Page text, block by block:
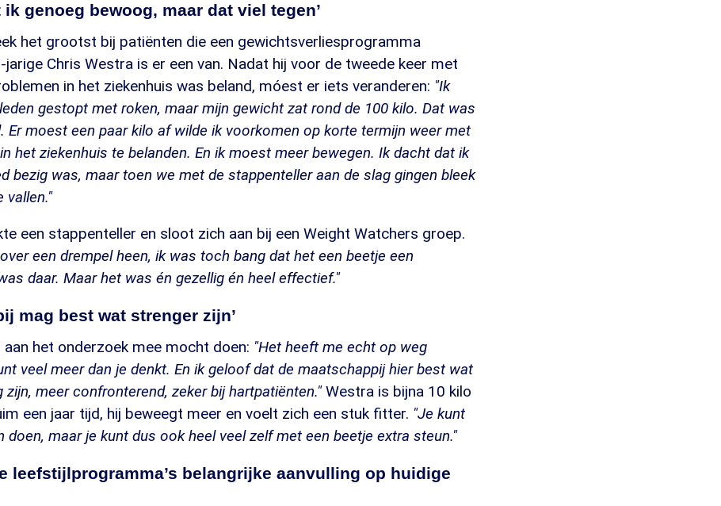
ik genoeg bewoog, maar dat viel tegen’
het grootst bij patiënten die een gewichtsverliesprogramma
jarige Chris Westra is er een van. Nadat hij voor de tweede keer met
in het ziekenhuis was beland, móest er iets veranderen: "Ik
gestopt met roken, maar mijn gewicht zat rond de 100 kilo. Dat was
Er moest een paar kilo af wilde ik voorkomen op korte termijn weer met
het ziekenhuis te belanden. En ik moest meer bewegen. Ik dacht dat ik
bezig was, maar toen we met de stappenteller aan de slag gingen bleek
vallen."
een stappenteller en sloot zich aan bij een Weight Watchers groep.
een drempel heen, ik was toch bang dat het een beetje een
daar. Maar het was én gezellig én heel effectief."
mag best wat strenger zijn’
aan het onderzoek mee mocht doen: "Het heeft me echt op weg
veel meer dan je denkt. En ik geloof dat de maatschappij hier best wat
zijn, meer confronterend, zeker bij hartpatiënten."Westra is bijna 10 kilo
een jaar tijd, hij beweegt meer en voelt zich een stuk fitter. "Je kunt
doen, maar je kunt dus ook heel veel zelf met een beetje extra steun."
leefstijlprogramma’s belangrijke aanvulling op huidige